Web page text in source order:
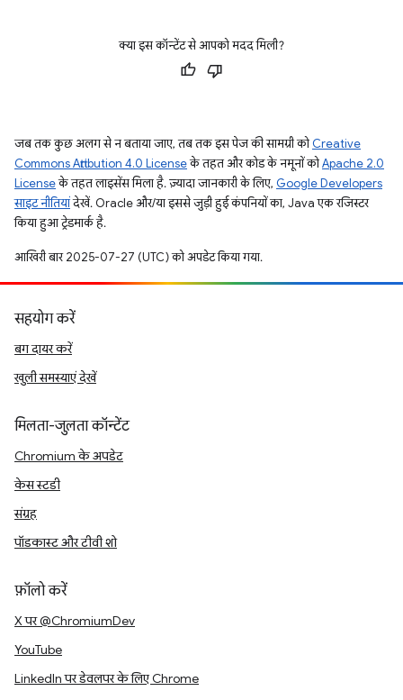
क्या इस कॉन्टेंट से आपको मदद मिली?
जब तक कुछ अलग से न बताया जाए, तब तक इस पेज की सामग्री कोCreative
Commons Attribution 4.0 Licenseके तहत और कोड के नमूनों कोApache 2.0
Licenseके तहत लाइसेंस मिला है. ज़्यादा जानकारी के लिए, Google Developers
साइट नीतियांदेखें. Oracle और/या इससे जुड़ी हुई कंपनियों का, Java एक रजिस्टर
किया हुआ ट्रेडमार्क है.
आखिरी बार 2025-07-27 (UTC) को अपडेट किया गया.
सहयोग करें
बग दायर करें
खुली समस्याएं देखें
मिलता-जुलता कॉन्टेंट
Chromium के अपडेट
केस स्टडी
संग्रह
पॉडकास्ट और टीवी शो
फ़ॉलो करें
X पर @ChromiumDev
YouTube
LinkedIn पर डेवलपर के लिए Chrome